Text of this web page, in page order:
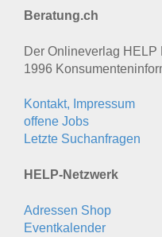
Beratung.ch
Der Onlineverlag HELP
1996
Kontakt, Impressum
offene Jobs
Letzte Suchanfragen
HELP-Netzwerk
Adressen Shop
Eventkalender